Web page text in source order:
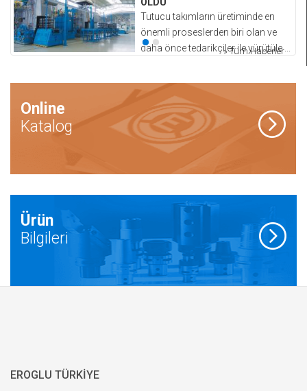
Tutucu takımların üretiminde en
önemli proseslerden biri olan ve
daha önce tedarikçiler ile yürütüle ...
» Tüm Haberler
Online
Katalog
Ürün
Bilgileri
EROGLU TÜRKİYE